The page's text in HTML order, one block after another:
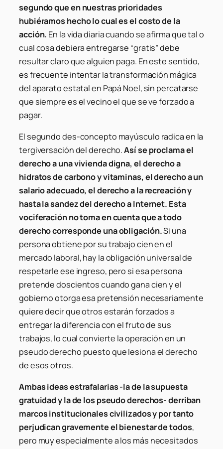
segundo que en nuestras prioridades
hubiéramos hecho lo cual es el costo de la
acción. En la vida diaria cuando se afirma que tal o
cual cosa debiera entregarse “gratis” debe
resultar claro que alguien paga. En este sentido,
es frecuente intentar la transformación mágica
del aparato estatal en Papá Noel, sin percatarse
que siempre es el vecino el que se ve forzado a
pagar.
El segundo des-concepto mayúsculo radica en la
tergiversación del derecho.Así se proclama el
derecho a una vivienda digna, el derecho a
hidratos de carbono y vitaminas, el derecho a un
salario adecuado, el derecho a la recreación y
hasta la sandez del derecho a Internet. Esta
vociferación no toma en cuenta que a todo
derecho corresponde una obligación.Si una
persona obtiene por su trabajo cien en el
mercado laboral, hay la obligación universal de
respetarle ese ingreso, pero si esa persona
pretende doscientos cuando gana cien y el
gobierno otorga esa pretensión necesariamente
quiere decir que otros estarán forzados a
entregar la diferencia con el fruto de sus
trabajos, lo cual convierte la operación en un
pseudo derecho puesto que lesiona el derecho
de esos otros.
Ambas ideas estrafalarias -la de la supuesta
gratuidad y la de los pseudo derechos- derriban
marcos institucionales civilizados y por tanto
perjudican gravemente el bienestar de todos,
pero muy especialmente a los más necesitados